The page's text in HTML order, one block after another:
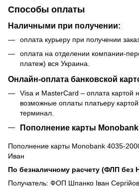
Способы оплаты
Наличными при получении:
оплата курьеру при получении
оплата на отделении компании-
платеж) вся Украина.
Онлайн-оплата банковской
Visa и MasterCard – оплата картой
возможные оплаты платьеру
терминал.
Пополнение карты
Пополнение карты Monobank 4035-
Иван
По безналичному расчету (ФЛП без
Получатель: ФОП Шпанко Іван